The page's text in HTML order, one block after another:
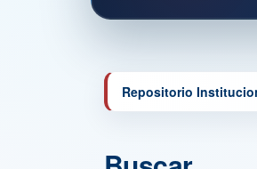
Repositorio